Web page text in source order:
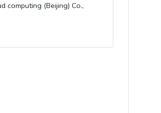
computing (Beijing) Co.,